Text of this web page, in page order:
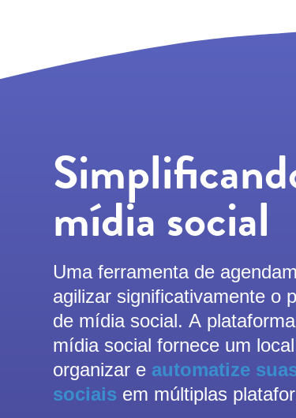
mídia social
Uma ferramenta de
agilizar significativamente o
de mídia social. A
mídia social fornece um
organizar e automatize
sociais em múltiplas